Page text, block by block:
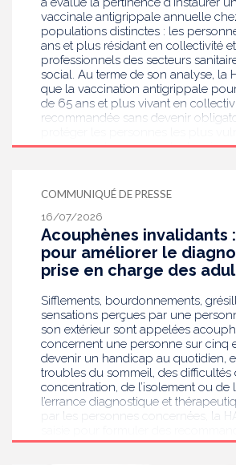
vaccinale antigrippale annuelle
populations distinctes : les
ans et plus résidant en collectivité
professionnels des secteurs
social. Au terme de son analyse, la
que la vaccination antigrippale
de 65 ans et plus vivant en
recommandée sans devenir
recommande en revanche la mise
pour les autres professionnels
établissements de santé ou dans les
établissements médicaux sociaux
personnes âgées, en contact avec
risque de grippe sévère, avec un
prioritaire en Ehpad et en USLD.
COMMUNIQUÉ DE PRESSE
16/07/2026
Acouphènes invalidants
pour améliorer le
prise en charge des
Sifflements, bourdonnements,
sensations perçues par une
son extérieur sont appelées
concernent une personne sur cinq
devenir un handicap au quotidien,
troubles du sommeil, des difficultés
concentration, de l’isolement ou de
l’errance diagnostique et
par les personnes concernées, la
bonnes pratiques pour améliorer le